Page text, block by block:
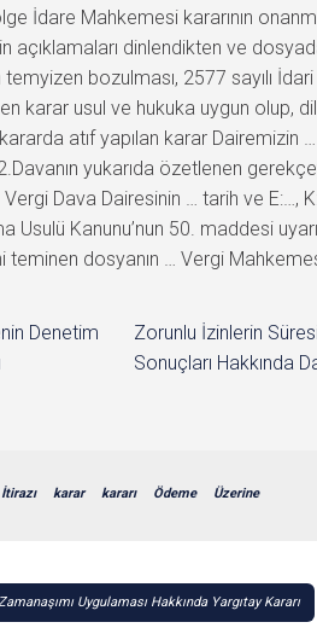
İdare Mahkemesi kararının
açıklamaları dinlendikten ve
bozulması, 2577 sayılı
karar usul ve hukuka uygun olup,
atıf yapılan karar Dairemizin …
yukarıda özetlenen
Dava Dairesinin … tarih ve E:…,
Usulü Kanunu’nun 50. maddesi
teminen dosyanın … Vergi
Denetim
Zorunlu İzinlerin
Sonuçları Hakkında
İtirazı karar kararı Ödeme Üzerine
Uygulaması Hakkında Yargıtay Kararı